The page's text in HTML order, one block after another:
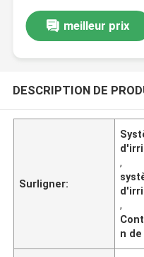
meilleur prix
DESCRIPTION DE
Surligner:
,
,
n de